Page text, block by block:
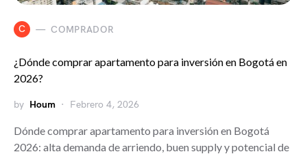
C COMPRADOR
¿Dónde comprar apartamento para inversión en Bogotá en
2026?
by Houm Febrero 4, 2026
Dónde comprar apartamento para inversión en Bogotá
2026: alta demanda de arriendo, buen supply y potencial de